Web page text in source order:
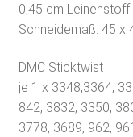
0,45 cm
Schneidemaß: 45 x
DMC Sticktwist
je 1 x 3348,3364,
842, 3832, 3350,
3778, 3689, 962,